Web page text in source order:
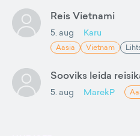
Reis Vietnami
5. aug Karu
Aasia Vietnam
Sooviks leida
5. aug MarekP